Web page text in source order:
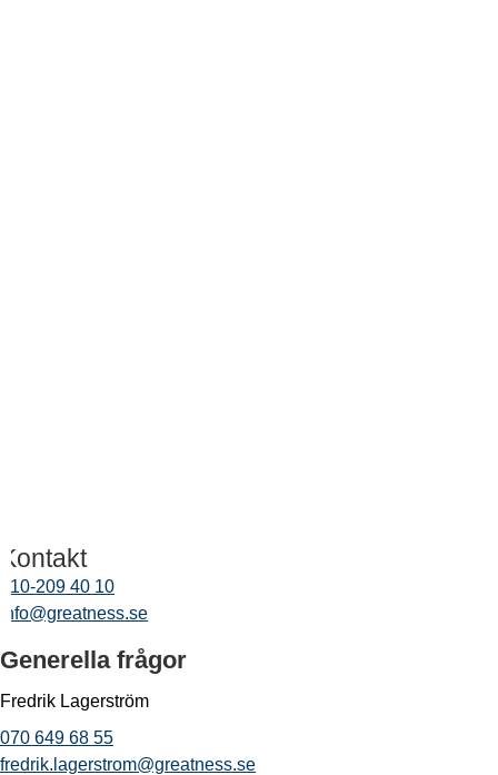
Kontakt
010-209 40 10
info@greatness.se
Generella frågor
Fredrik Lagerström
070 649 68 55
fredrik.lagerstrom@greatness.se